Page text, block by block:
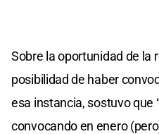
Sobre la oportunidad de la
posibilidad de haber
esa instancia, sostuvo que
convocando en enero